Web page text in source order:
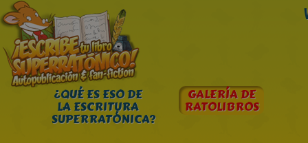
¿QUÉ ES ESO DE
LA ESCRITURA
SUPERRATÓNICA?
GALERÍA DE
RATOLIBROS